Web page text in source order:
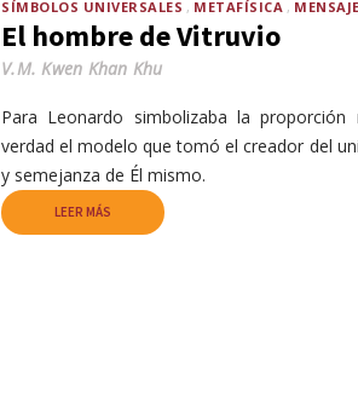
SÍMBOLOS UNIVERSALES METAFÍSICA
El hombre de Vitruvio
V.M. Kwen Khan Khu
Para Leonardo simbolizaba la
verdad el modelo que tomó el creador del
y semejanza de Él mismo.
LEER MÁS